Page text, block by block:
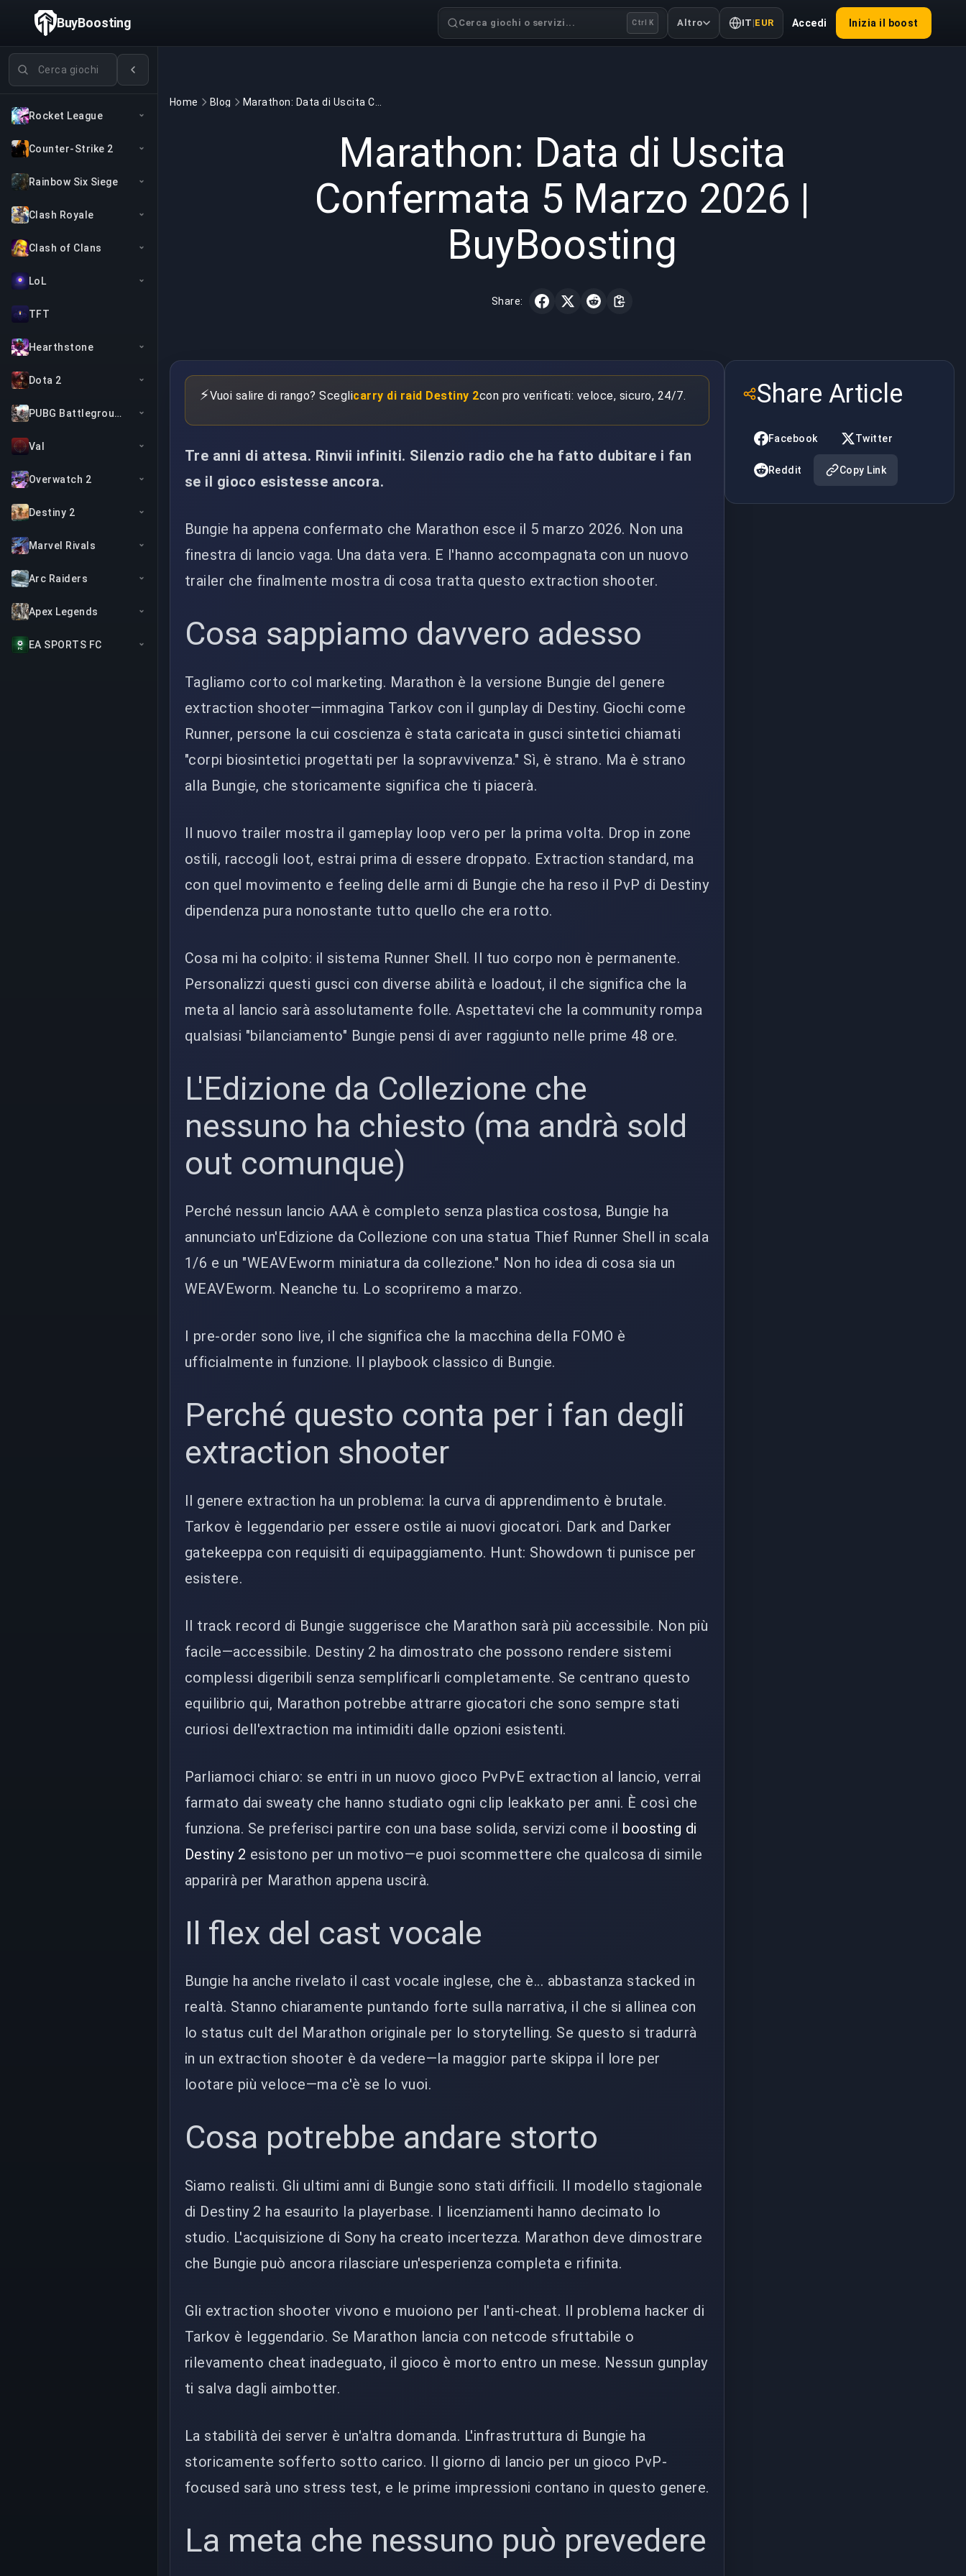
Cerca giochi
Rocket League
Counter-Strike 2
Rainbow Six Siege
Clash Royale
Clash of Clans
LoL
TFT
Hearthstone
Dota 2
PUBG Battlegrounds
Val
Overwatch 2
Destiny 2
Marvel Rivals
Arc Raiders
Apex Legends
EA SPORTS FC
BuyBoosting Cerca giochi o servizi... Ctrl K Altro IT |EUR Accedi Inizia il boost
Home Blog
Marathon: Data di Uscita
Confermata 5 Marzo 2026 |
BuyBoosting
Share:
⚡Vuoi salire di rango? Sceglicarry di raid Destiny 2con pro verificati: veloce, sicuro, 24/7.
Tre anni di attesa. Rinvii infiniti. Silenzio radio che ha fatto dubitare i fan
se il gioco esistesse ancora.
Bungie ha appena confermato che Marathon esce il 5 marzo 2026. Non una
finestra di lancio vaga. Una data vera. E l'hanno accompagnata con un nuovo
trailer che finalmente mostra di cosa tratta questo extraction shooter.
Cosa sappiamo davvero adesso
Tagliamo corto col marketing. Marathon è la versione Bungie del genere
extraction shooter—immagina Tarkov con il gunplay di Destiny. Giochi come
Runner, persone la cui coscienza è stata caricata in gusci sintetici chiamati
"corpi biosintetici progettati per la sopravvivenza." Sì, è strano. Ma è strano
alla Bungie, che storicamente significa che ti piacerà.
Il nuovo trailer mostra il gameplay loop vero per la prima volta. Drop in zone
ostili, raccogli loot, estrai prima di essere droppato. Extraction standard, ma
con quel movimento e feeling delle armi di Bungie che ha reso il PvP di Destiny
dipendenza pura nonostante tutto quello che era rotto.
Cosa mi ha colpito: il sistema Runner Shell. Il tuo corpo non è permanente.
Personalizzi questi gusci con diverse abilità e loadout, il che significa che la
meta al lancio sarà assolutamente folle. Aspettatevi che la community rompa
qualsiasi "bilanciamento" Bungie pensi di aver raggiunto nelle prime 48 ore.
L'Edizione da Collezione che
nessuno ha chiesto (ma andrà sold
out comunque)
Perché nessun lancio AAA è completo senza plastica costosa, Bungie ha
annunciato un'Edizione da Collezione con una statua Thief Runner Shell in scala
1/6 e un "WEAVEworm miniatura da collezione." Non ho idea di cosa sia un
WEAVEworm. Neanche tu. Lo scopriremo a marzo.
I pre-order sono live, il che significa che la macchina della FOMO è
ufficialmente in funzione. Il playbook classico di Bungie.
Perché questo conta per i fan degli
extraction shooter
Il genere extraction ha un problema: la curva di apprendimento è brutale.
Tarkov è leggendario per essere ostile ai nuovi giocatori. Dark and Darker
gatekeeppa con requisiti di equipaggiamento. Hunt: Showdown ti punisce per
esistere.
Il track record di Bungie suggerisce che Marathon sarà più accessibile. Non più
facile—accessibile. Destiny 2 ha dimostrato che possono rendere sistemi
complessi digeribili senza semplificarli completamente. Se centrano questo
equilibrio qui, Marathon potrebbe attrarre giocatori che sono sempre stati
curiosi dell'extraction ma intimiditi dalle opzioni esistenti.
Parliamoci chiaro: se entri in un nuovo gioco PvPvE extraction al lancio, verrai
farmato dai sweaty che hanno studiato ogni clip leakkato per anni. È così che
funziona. Se preferisci partire con una base solida, servizi come il boosting di
Destiny 2 esistono per un motivo—e puoi scommettere che qualcosa di simile
apparirà per Marathon appena uscirà.
Il flex del cast vocale
Bungie ha anche rivelato il cast vocale inglese, che è... abbastanza stacked in
realtà. Stanno chiaramente puntando forte sulla narrativa, il che si allinea con
lo status cult del Marathon originale per lo storytelling. Se questo si tradurrà
in un extraction shooter è da vedere—la maggior parte skippa il lore per
lootare più veloce—ma c'è se lo vuoi.
Cosa potrebbe andare storto
Siamo realisti. Gli ultimi anni di Bungie sono stati difficili. Il modello stagionale
di Destiny 2 ha esaurito la playerbase. I licenziamenti hanno decimato lo
studio. L'acquisizione di Sony ha creato incertezza. Marathon deve dimostrare
che Bungie può ancora rilasciare un'esperienza completa e rifinita.
Gli extraction shooter vivono e muoiono per l'anti-cheat. Il problema hacker di
Tarkov è leggendario. Se Marathon lancia con netcode sfruttabile o
rilevamento cheat inadeguato, il gioco è morto entro un mese. Nessun gunplay
ti salva dagli aimbotter.
La stabilità dei server è un'altra domanda. L'infrastruttura di Bungie ha
storicamente sofferto sotto carico. Il giorno di lancio per un gioco PvP-
focused sarà uno stress test, e le prime impressioni contano in questo genere.
La meta che nessuno può prevedere
Share Article
Facebook Twitter
Reddit Copy Link